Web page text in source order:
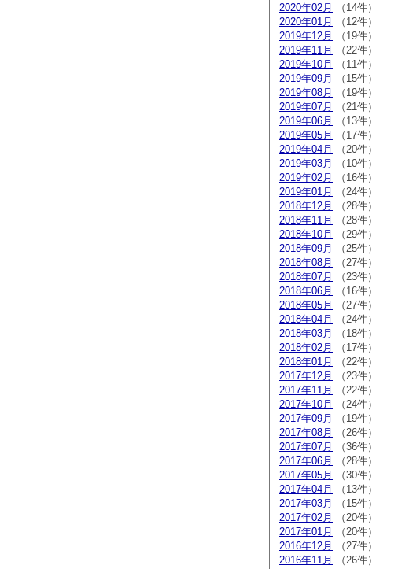
2020年02月
（14件）
2020年01月
（12件）
2019年12月
（19件）
2019年11月
（22件）
2019年10月
（11件）
2019年09月
（15件）
2019年08月
（19件）
2019年07月
（21件）
2019年06月
（13件）
2019年05月
（17件）
2019年04月
（20件）
2019年03月
（10件）
2019年02月
（16件）
2019年01月
（24件）
2018年12月
（28件）
2018年11月
（28件）
2018年10月
（29件）
2018年09月
（25件）
2018年08月
（27件）
2018年07月
（23件）
2018年06月
（16件）
2018年05月
（27件）
2018年04月
（24件）
2018年03月
（18件）
2018年02月
（17件）
2018年01月
（22件）
2017年12月
（23件）
2017年11月
（22件）
2017年10月
（24件）
2017年09月
（19件）
2017年08月
（26件）
2017年07月
（36件）
2017年06月
（28件）
2017年05月
（30件）
2017年04月
（13件）
2017年03月
（15件）
2017年02月
（20件）
2017年01月
（20件）
2016年12月
（27件）
2016年11月
（26件）